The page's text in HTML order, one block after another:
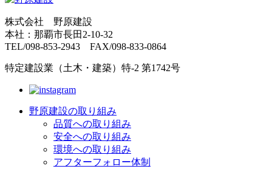
株式会社 野原建設
本社：那覇市長田2-10-32
TEL/098-853-2943 FAX/098-833-0864
特定建設業（土木・建築）特-2 第1742号
野原建設の取り組み
品質への取り組み
安全への取り組み
環境への取り組み
アフターフォロー体制